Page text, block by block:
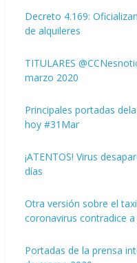
Decreto 4.169:
de alquileres
TITULARES
marzo 2020
Principales portadas
hoy #31Mar
¡ATENTOS! Virus
días
Otra versión sobre el
coronavirus contradice a
Portadas de la prensa